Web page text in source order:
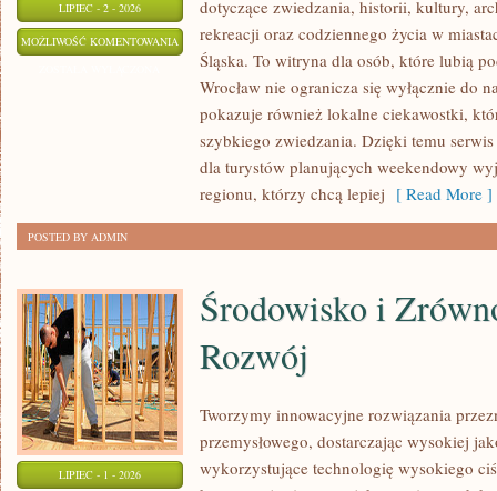
LIPIEC - 2 - 2026
MOŻLIWOŚĆ KOMENTOWANIA ZGORZELEC
dotyczące zwiedzania, historii, kultury,
rekreacji oraz codziennego życia w
Śląska. To witryna dla osób, które lubią
Wrocław nie ogranicza się wyłącznie do
pokazuje również lokalne ciekawostki,
szybkiego zwiedzania. Dzięki temu
dla turystów planujących weekendowy
regionu, którzy chcą lepiej [ Read More ]
POSTED BY ADMIN
LIPIEC - 1 - 2026
Środowisko i
Rozwój
Tworzymy innowacyjne rozwiązania
przemysłowego, dostarczając wysokiej
wykorzystujące technologię wysokiego